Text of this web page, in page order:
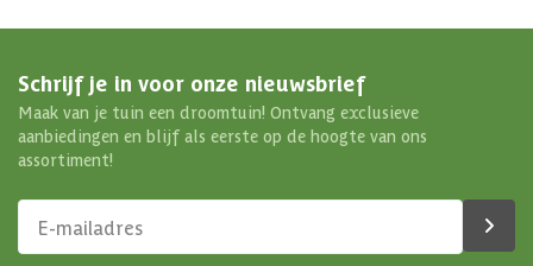
Schrijf je in voor onze nieuwsbrief
Maak van je tuin een droomtuin! Ontvang exclusieve
aanbiedingen en blijf als eerste op de hoogte van ons
assortiment!